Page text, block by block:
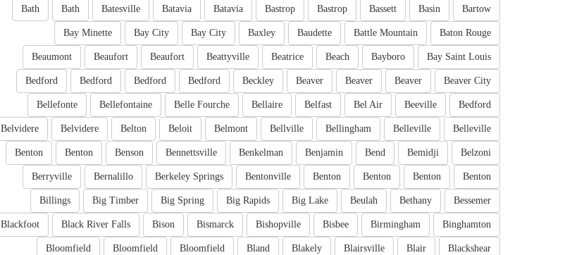
Bartow
Basin
Bassett
Bastrop
Bastrop
Batavia
Batavia
Batesville
Bath
Bath
Baton Rouge
Battle Mountain
Baudette
Baxley
Bay City
Bay City
Bay Minette
Bay Saint Louis
Bayboro
Beach
Beatrice
Beattyville
Beaufort
Beaufort
Beaumont
Beaver City
Beaver
Beaver
Beaver
Beckley
Bedford
Bedford
Bedford
Bedford
Bedford
Beeville
Bel Air
Belfast
Bellaire
Belle Fourche
Bellefontaine
Bellefonte
Belleville
Belleville
Bellingham
Bellville
Belmont
Beloit
Belton
Belvidere
Belvidere
Belzoni
Bemidji
Bend
Benjamin
Benkelman
Bennettsville
Benson
Benton
Benton
Benton
Benton
Benton
Benton
Bentonville
Berkeley Springs
Bernalillo
Berryville
Bessemer
Bethany
Beulah
Big Lake
Big Rapids
Big Spring
Big Timber
Billings
Binghamton
Birmingham
Bisbee
Bishopville
Bismarck
Bison
Black River Falls
Blackfoot
Blackshear
Blair
Blairsville
Blakely
Bland
Bloomfield
Bloomfield
Bloomfield